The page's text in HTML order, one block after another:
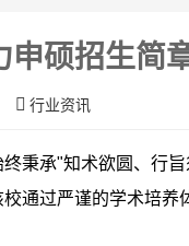
申硕招生简
行业资讯
秉承"知术欲圆、行
通过严谨的学术培